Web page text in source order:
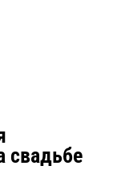
свадьбе